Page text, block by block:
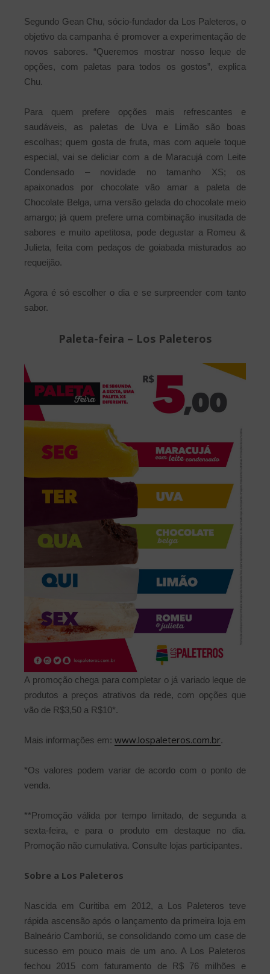
Segundo Gean Chu, sócio-fundador da Los Paleteros, o
objetivo da campanha é promover a experimentação de
novos sabores. “Queremos mostrar nosso leque de
opções, com paletas para todos os gostos”, explica
Chu.
Para quem prefere opções mais refrescantes e
saudáveis, as paletas de Uva e Limão são boas
escolhas; quem gosta de fruta, mas com aquele toque
especial, vai se deliciar com a de Maracujá com Leite
Condensado – novidade no tamanho XS; os
apaixonados por chocolate vão amar a paleta de
Chocolate Belga, uma versão gelada do chocolate meio
amargo; já quem prefere uma combinação inusitada de
sabores e muito apetitosa, pode degustar a Romeu &
Julieta, feita com pedaços de goiabada misturados ao
requeijão.
Agora é só escolher o dia e se surpreender com tanto
sabor.
Paleta-feira – Los Paleteros
A promoção chega para completar o já variado leque de
produtos a preços atrativos da rede, com opções que
vão de R$3,50 a R$10*.
Mais informações em: www.lospaleteros.com.br.
*Os valores podem variar de acordo com o ponto de
venda.
**Promoção válida por tempo limitado, de segunda a
sexta-feira, e para o produto em destaque no dia.
Promoção não cumulativa. Consulte lojas participantes.
Sobre a Los Paleteros
Nascida em Curitiba em 2012, a Los Paleteros teve
rápida ascensão após o lançamento da primeira loja em
Balneário Camboriú, se consolidando como um case de
sucesso em pouco mais de um ano. A Los Paleteros
fechou 2015 com faturamento de R$ 76 milhões e